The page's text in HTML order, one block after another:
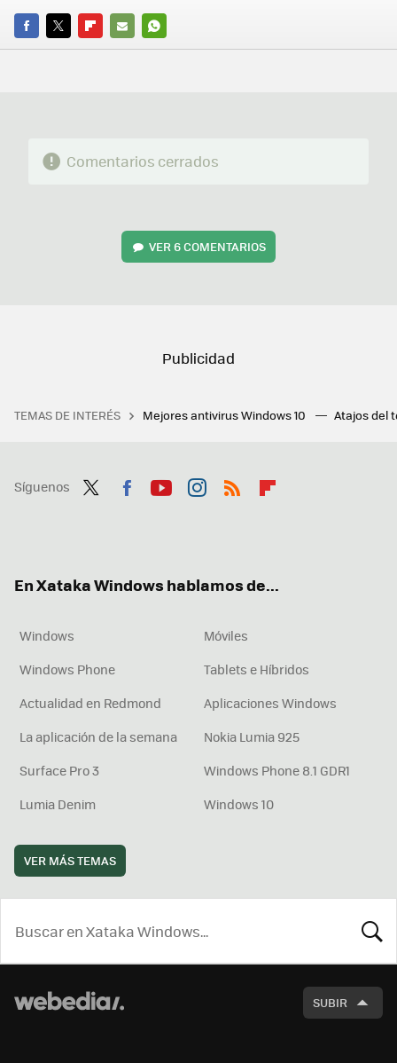
FACEBOOK
TWITTERFLIPBOARD
E-
WHATSAPP
Comentarios cerrados
VER6 COMENTARIOS
TEMAS DE INTERÉS Mejores antivirus Windows 10 Atajos del
Síguenos
En Xataka Windows hablamos de...
Windows
Móviles
Windows Phone
Tablets e Híbridos
Actualidad en Redmond
Aplicaciones Windows
La aplicación de la semana
Nokia Lumia 925
Surface Pro 3
Windows Phone 8.1 GDR1
Lumia Denim
Windows 10
VER MÁS TEMAS
SUBIR